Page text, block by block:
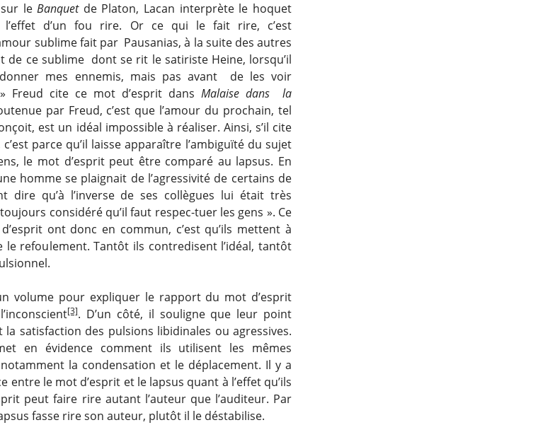
sur leBanquet de Platon, Lacan interprète le hoquet
l’effet d’un fou rire. Or ce qui le fait rire, c’est
sublime fait par Pausanias, à la suite des autres
de ce sublime dont se rit le satiriste Heine, lorsqu’il
mes ennemis, mais pas avant de les voir
Freud cite ce mot d’esprit dans Malaise dans la
par Freud, c’est que l’amour du prochain, tel
est un idéal impossible à réaliser. Ainsi, s’il cite
parce qu’il laisse apparaître l’ambiguïté du sujet
le mot d’esprit peut être comparé au lapsus. En
homme se plaignait de l’agressivité de certains de
dire qu’à l’inverse de ses collègues lui était très
considéré qu’il faut respec-tuer les gens ». Ce
ont donc en commun, c’est qu’ils mettent à
le refoulement. Tantôt ils contredisent l’idéal, tantôt
volume pour expliquer le rapport du mot d’esprit
[3]. D’un côté, il souligne que leur point
la satisfaction des pulsions libidinales ou agressives.
en évidence comment ils utilisent les mêmes
la condensation et le déplacement. Il y a
entre le mot d’esprit et le lapsus quant à l’effet qu’ils
peut faire rire autant l’auteur que l’auditeur. Par
fasse rire son auteur, plutôt il le déstabilise.